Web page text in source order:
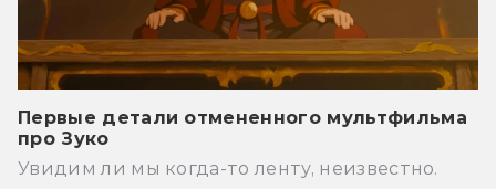
Первые детали отмененного мультфильма
про Зуко
Увидим ли мы когда-то ленту, неизвестно.